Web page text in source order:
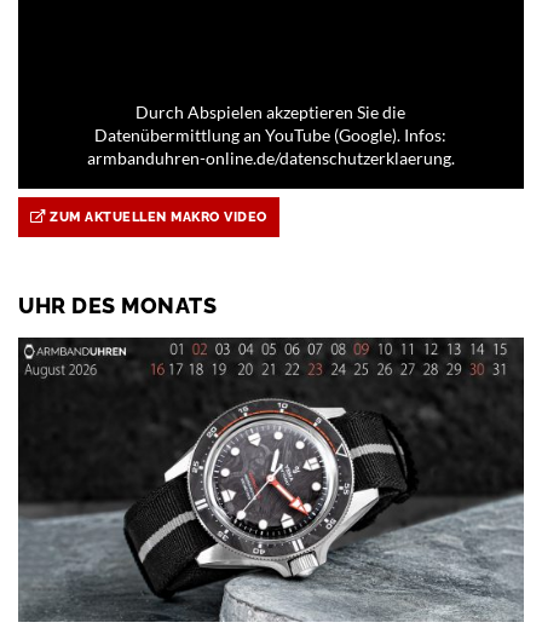
Durch Abspielen akzeptieren Sie die
Datenübermittlung an YouTube (Google). Infos:
armbanduhren-online.de/datenschutzerklaerung.
ZUM AKTUELLEN MAKRO VIDEO
UHR DES MONATS